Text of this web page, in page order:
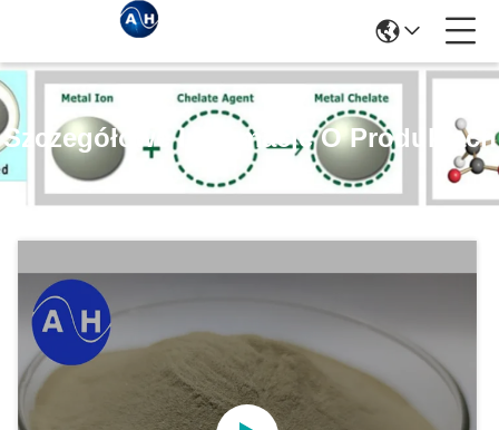
Szczegółowe Informacje O Produktach